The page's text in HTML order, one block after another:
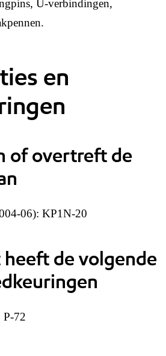
U-verbindingen,
en
of overtreft de
06): KP1N-20
de volgende
72